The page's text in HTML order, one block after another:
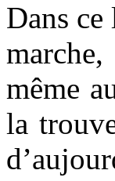
Dans
même
la